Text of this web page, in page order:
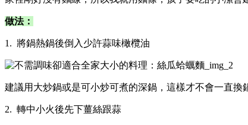
做法：
1. 將鍋熱鍋後倒入少許蒜味橄欖油
建議用大炒鍋或是可小炒可煮的深鍋，這樣才不會一直換
2. 轉中小火後先下薑絲跟蒜